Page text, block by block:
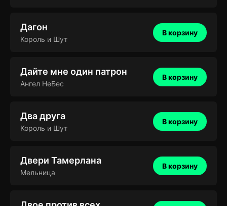
Дагон
Король и Шут
В корзину
Дайте мне один патрон
Ангел НеБес
В корзину
Два друга
Король и Шут
В корзину
Двери Тамерлана
Мельница
В корзину